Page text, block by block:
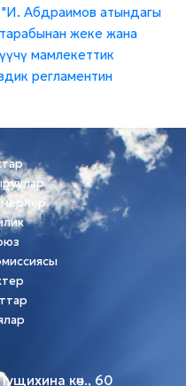
Абдраимов атындагы
жеке жана
мамлекеттик
регламентин
көч., 60